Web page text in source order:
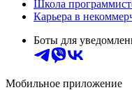
Школа
Карьера в
Боты для
Мобильное приложение